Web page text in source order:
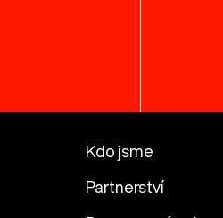
Kdo jsme
Partnerství